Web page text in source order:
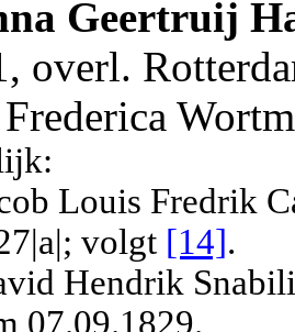
Geertruij
overl.
Louis Fredrik
; volgt [14].
Hendrik
07.09.1829.